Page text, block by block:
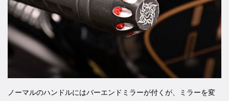
ノーマルのハンドルにはバーエンドミラーが付くが、ミラーを変